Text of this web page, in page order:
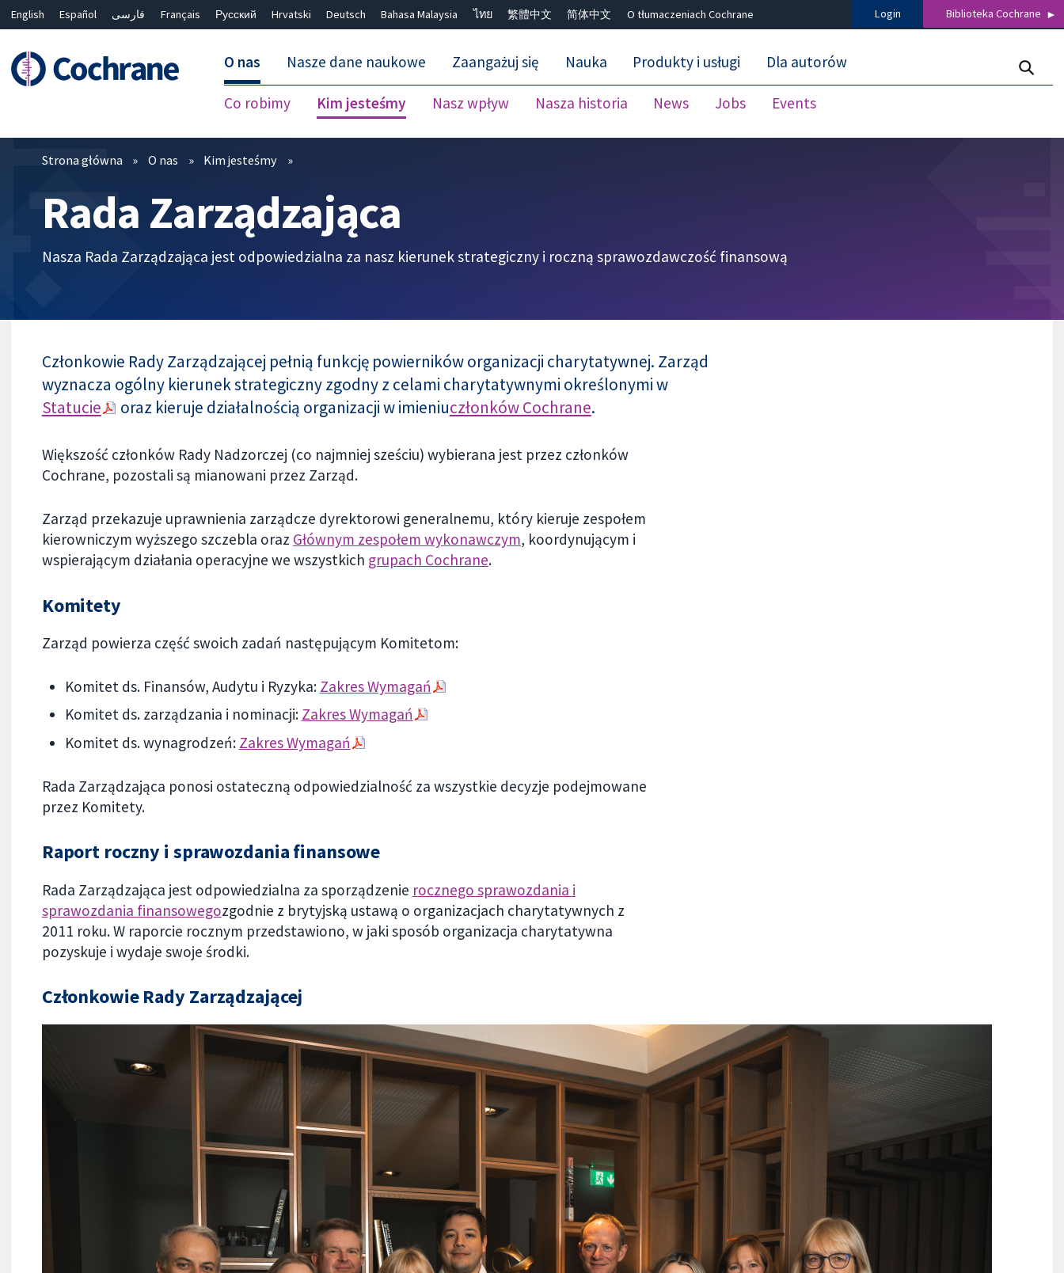
English Español فارسی Français Русский Hrvatski Deutsch Bahasa Malaysia ไทย 繁體中文 简体中文 O tłumaczeniach Cochrane Login Biblioteka Cochrane
O nas
Co robimy Kim jesteśmy Nasz wpływ Nasza historia News Jobs Events
Nasze dane naukowe Zaangażuj się Nauka Produkty i usługi Dla autorów
Filtry
Strona główna O nas Kim jesteśmy
Rada Zarządzająca
Nasza Rada Zarządzająca jest odpowiedzialna za nasz kierunek strategiczny i roczną sprawozdawczość finansową
Członkowie Rady Zarządzającej pełnią funkcję powierników organizacji charytatywnej. Zarząd
wyznacza ogólny kierunek strategiczny zgodny z celami charytatywnymi określonymi w
Statucie
oraz kieruje działalnością organizacji w imieniuczłonków Cochrane.
Większość członków Rady Nadzorczej (co najmniej sześciu) wybierana jest przez członków
Cochrane, pozostali są mianowani przez Zarząd.
Zarząd przekazuje uprawnienia zarządcze dyrektorowi generalnemu, który kieruje zespołem
kierowniczym wyższego szczebla oraz Głównym zespołem wykonawczym, koordynującym i
wspierającym działania operacyjne we wszystkich grupach Cochrane.
Komitety
Zarząd powierza część swoich zadań następującym Komitetom:
Komitet ds. Finansów, Audytu i Ryzyka: Zakres Wymagań
Komitet ds. zarządzania i nominacji: Zakres Wymagań
Komitet ds. wynagrodzeń: Zakres Wymagań
Rada Zarządzająca ponosi ostateczną odpowiedzialność za wszystkie decyzje podejmowane
przez Komitety.
Raport roczny i sprawozdania finansowe
Rada Zarządzająca jest odpowiedzialna za sporządzenie rocznego sprawozdania i
sprawozdania finansowegozgodnie z brytyjską ustawą o organizacjach charytatywnych z
2011 roku. W raporcie rocznym przedstawiono, w jaki sposób organizacja charytatywna
pozyskuje i wydaje swoje środki.
Członkowie Rady Zarządzającej